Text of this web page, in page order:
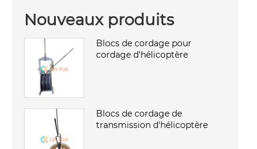
Nouveaux produits
Blocs de cordage pour
cordage d'hélicoptère
Blocs de cordage de
transmission d'hélicoptère